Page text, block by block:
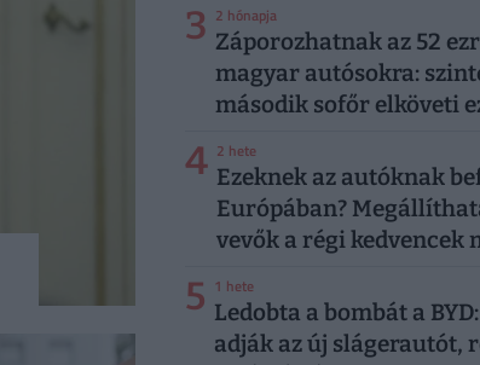
3 2 hónapja
Záporozhatnak az 52
magyar autósokra:
második sofőr elköveti
4 2 hete
Ezeknek az autóknak
Európában?
vevők a régi kedvencek
5 1 hete
Ledobta a bombát a
adják az új slágerautót,